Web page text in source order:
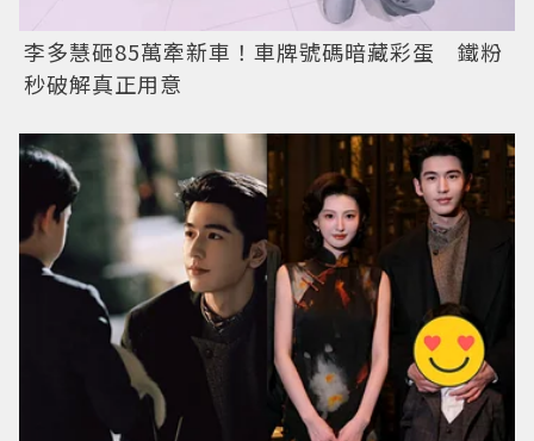
李多慧砸85萬牽新車！車牌號碼暗藏彩蛋 鐵粉
秒破解真正用意